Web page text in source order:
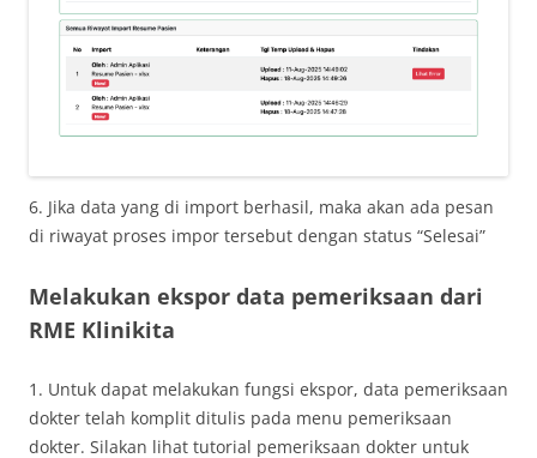
6. Jika data yang di import berhasil, maka akan ada pesan
di riwayat proses impor tersebut dengan status “Selesai”
Melakukan ekspor data pemeriksaan dari
RME Klinikita
1. Untuk dapat melakukan fungsi ekspor, data pemeriksaan
dokter telah komplit ditulis pada menu pemeriksaan
dokter. Silakan lihat tutorial pemeriksaan dokter untuk